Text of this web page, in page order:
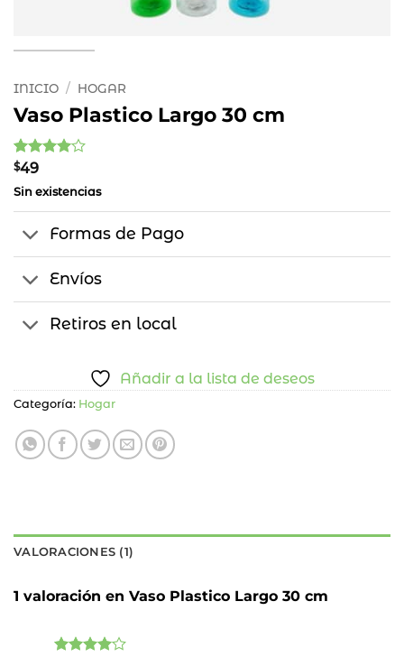
INICIO / HOGAR
Vaso Plastico Largo 30 cm
Valorado
5 en
base a
1
valoración
de un
cliente
$49
Sin existencias
Formas de Pago
Envíos
Retiros en local
Añadir a la lista de deseos
Categoría: Hogar
VALORACIONES (1)
1 valoración en Vaso Plastico Largo 30 cm